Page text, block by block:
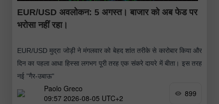
EUR/USD अवलोकन: 5 अगस्त। बाजार को अब फेड पर
भरोसा नहीं रहा।
EUR/USD मुद्रा जोड़ी ने मंगलवार को बेहद शांत तरीके से कारोबार किया और
दिन का पहला आधा हिस्सा लगभग पूरी तरह एक संकरे दायरे में बीता। इस तरह
नई "गैर-उबाऊ"
Paolo Greco
09:57 2026-08-05 UTC+2
899